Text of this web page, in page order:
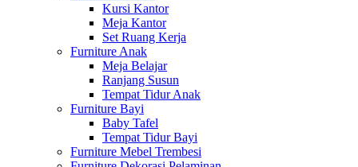
Kursi Kantor
Meja Kantor
Set Ruang Kerja
Furniture Anak
Meja Belajar
Ranjang Susun
Tempat Tidur Anak
Furniture Bayi
Baby Tafel
Tempat Tidur Bayi
Furniture Mebel Trembesi